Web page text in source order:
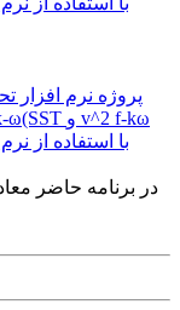
پروژه نرم افزار